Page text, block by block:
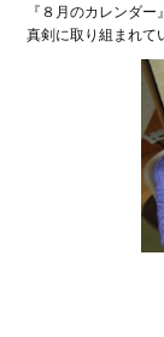
『８月のカレンダ
真剣に取り組まれて